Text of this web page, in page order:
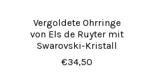
Vergoldete Ohrringe
von Els de Ruyter mit
Swarovski-Kristall
€34,50